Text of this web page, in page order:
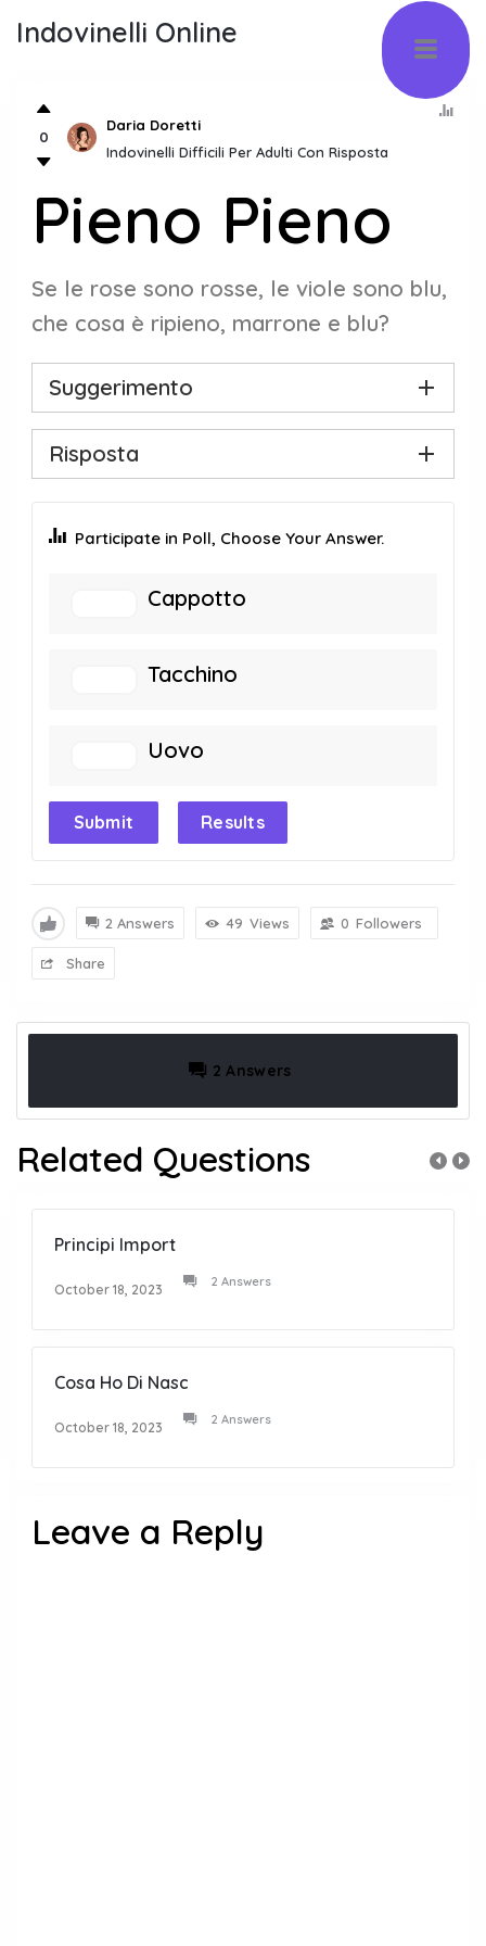
Indovinelli Online
0
Daria Doretti
Indovinelli Difficili Per Adulti Con Risposta
Pieno Pieno
Se le rose sono rosse, le viole sono blu,
che cosa è ripieno, marrone e blu?
Suggerimento
Risposta
Participate in Poll, Choose Your Answer.
Cappotto
Tacchino
Uovo
Submit Results
2 Answers 49 Views 0 Followers
Share
2 Answers
Related Questions
Principi Import
October 18, 2023 2 Answers
Cosa Ho Di Nasc
October 18, 2023 2 Answers
Leave a Reply